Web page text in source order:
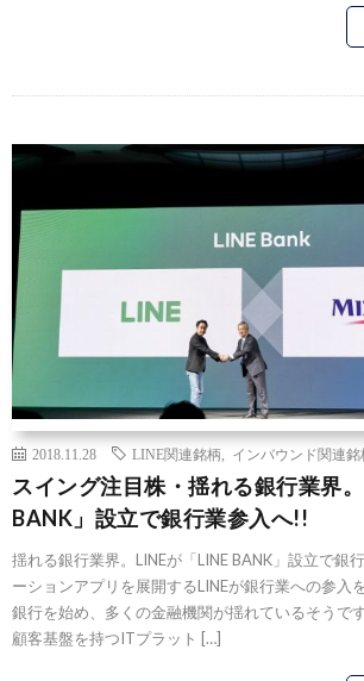
2018.11.28 LINE関連銘柄 インバウンド関連銘
スイング注目株・揺れる銀行業界
BANK」設立で銀行業参入へ!!
揺れる銀行業界。LINEが「LINE BANK」設立で銀
ーションアプリを展開するLINEが銀行業への参入
銀行を始め、多くの金融機関が揺れているそうで
顧客基盤を持つITプラット […]